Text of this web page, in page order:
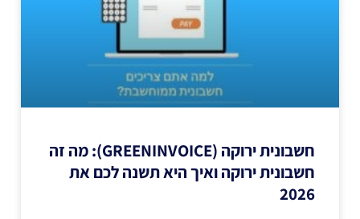
חשבונית ירוקה (GREENINVOICE): מה זה
חשבונית ירוקה ואיך היא תשנה לכם את
2026